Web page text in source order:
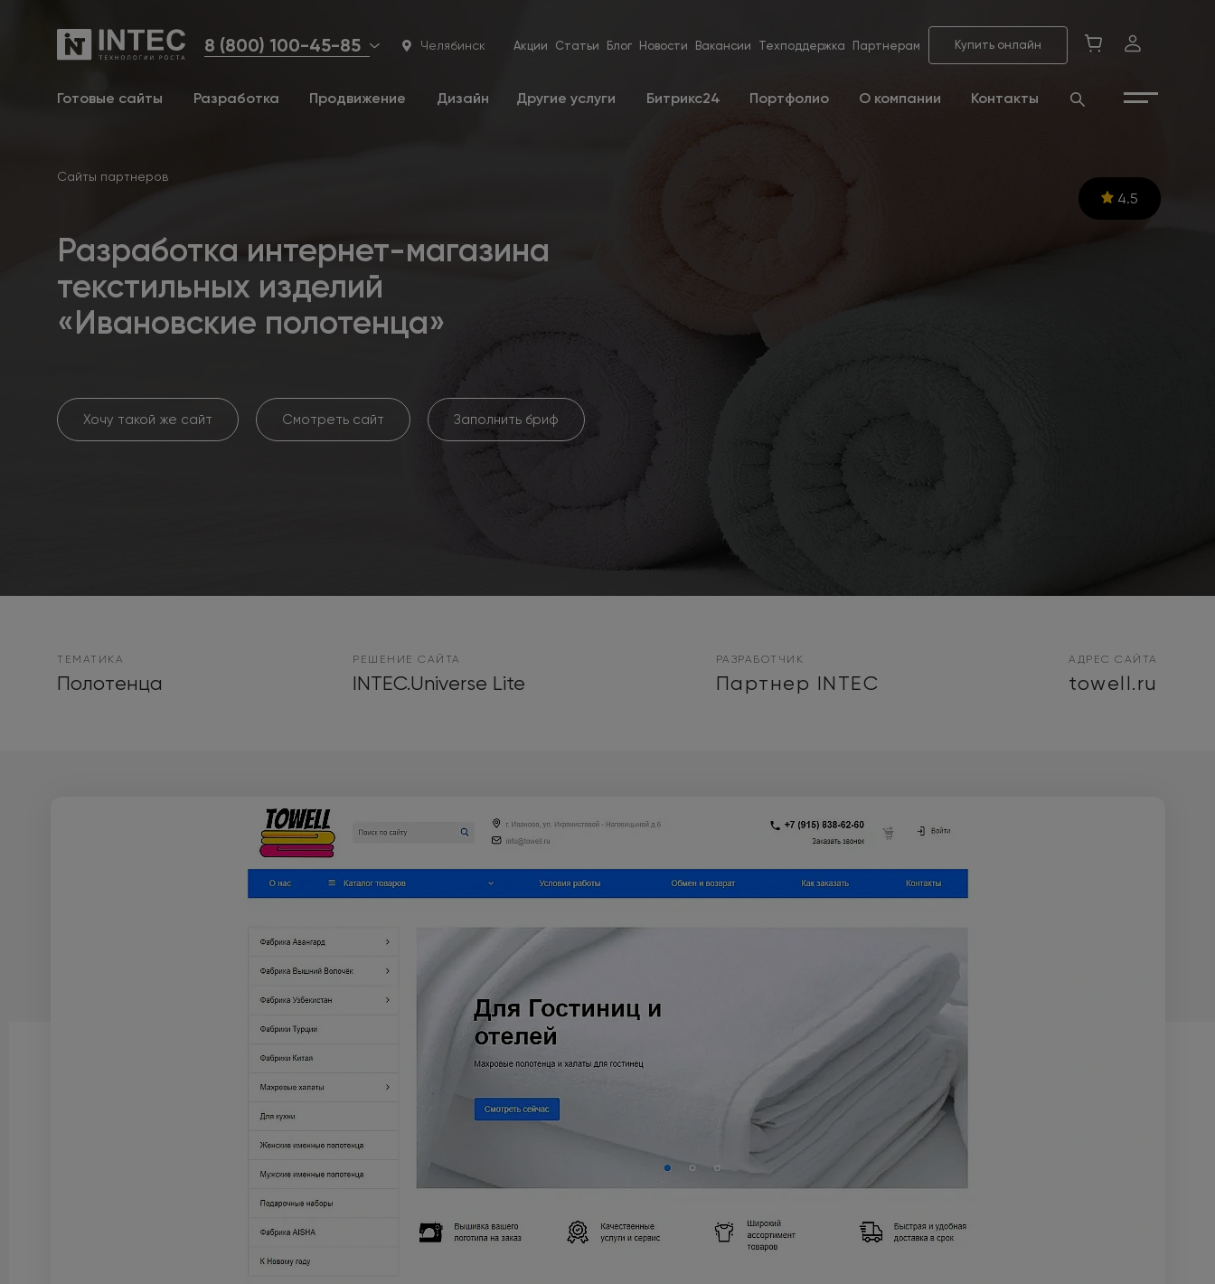
8 (800) 100-45-85 Челябинск Акции Статьи Блог Новости Вакансии Техподдержка Партнерам Купить онлайн
Готовые сайты Разработка Продвижение Дизайн Другие услуги Битрикс24 Портфолио О компании Контакты
Сайты партнеров
Разработка интернет-магазина
текстильных изделий
«Ивановские полотенца»‎
Хочу такой же сайт Смотреть сайт Заполнить бриф
4.5
ТЕМАТИКА
Полотенца
РЕШЕНИЕ САЙТА
INTEC.Universe Lite
РАЗРАБОТЧИК
Партнер INTEC
АДРЕС САЙТА
towell.ru